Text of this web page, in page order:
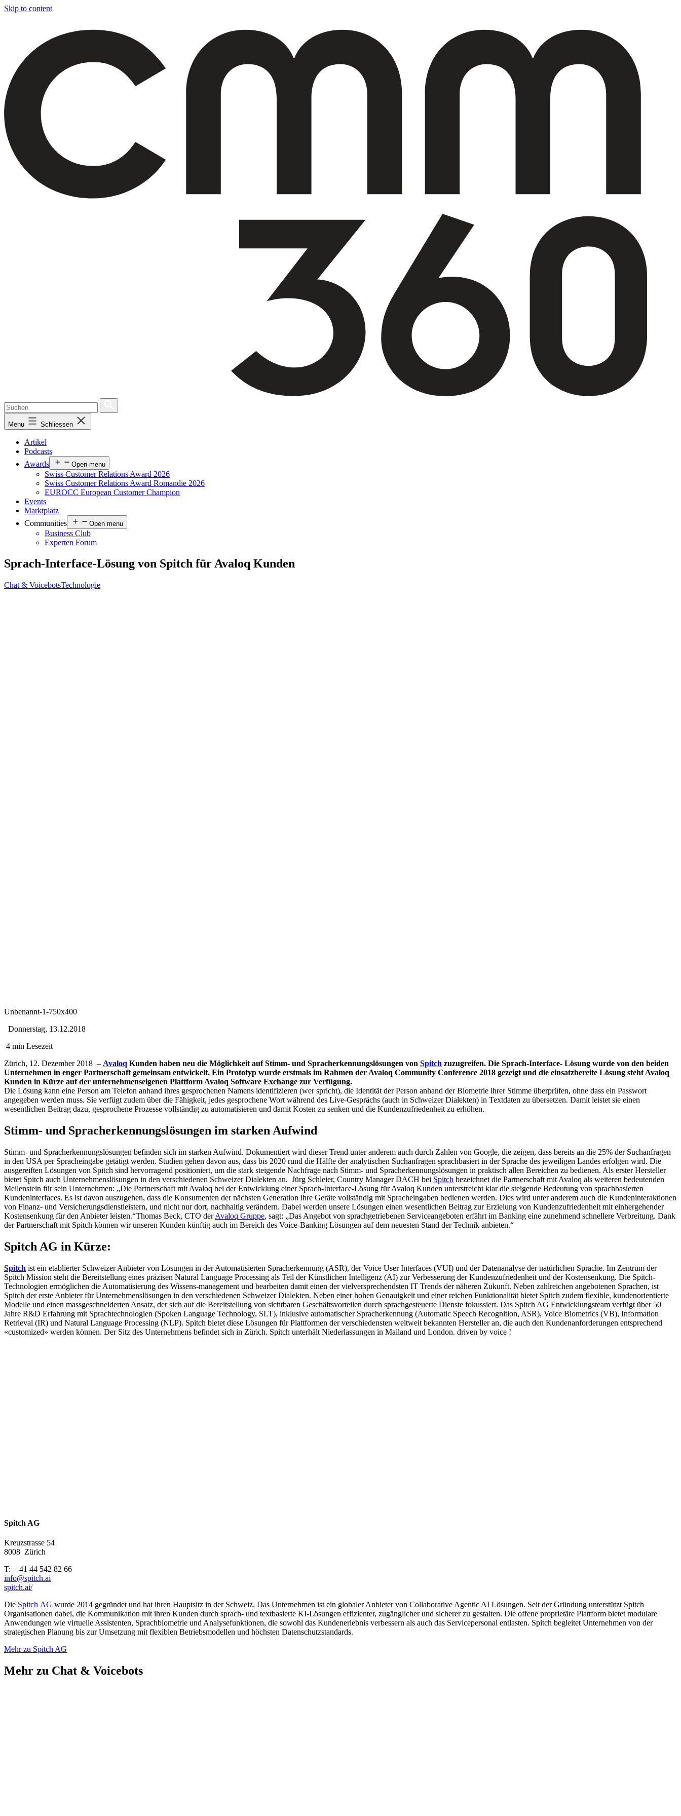
Skip to content
Menu Schliessen
Artikel
Podcasts
Awards
Open menu
Swiss Customer Relations Award 2026
Swiss Customer Relations Award Romandie 2026
EUROCC European Customer Champion
Events
Marktplatz
Communities
Open menu
Business Club
Experten Forum
Sprach-Interface-Lösung von Spitch für Avaloq Kunden
Chat & VoicebotsTechnologie
Unbenannt-1-750x400
Donnerstag, 13.12.2018
4 min Lesezeit
Zürich, 12. Dezember 2018 – Avaloq Kunden haben neu die Möglichkeit auf Stimm- und Spracherkennungslösungen von Spitch zuzugreifen. Die Sprach-Interface- Lösung wurde von den beiden
Unternehmen in enger Partnerschaft gemeinsam entwickelt. Ein Prototyp wurde erstmals im Rahmen der Avaloq Community Conference 2018 gezeigt und die einsatzbereite Lösung steht Avaloq
Kunden in Kürze auf der unternehmenseigenen Plattform Avaloq Software Exchange zur Verfügung.
Die Lösung kann eine Person am Telefon anhand ihres gesprochenen Namens identifizieren (wer spricht), die Identität der Person anhand der Biometrie ihrer Stimme überprüfen, ohne dass ein Passwort
angegeben werden muss. Sie verfügt zudem über die Fähigkeit, jedes gesprochene Wort während des Live-Gesprächs (auch in Schweizer Dialekten) in Textdaten zu übersetzen. Damit leistet sie einen
wesentlichen Beitrag dazu, gesprochene Prozesse vollständig zu automatisieren und damit Kosten zu senken und die Kundenzufriedenheit zu erhöhen.
Stimm- und Spracherkennungslösungen im starken Aufwind
Stimm- und Spracherkennungslösungen befinden sich im starken Aufwind. Dokumentiert wird dieser Trend unter anderem auch durch Zahlen von Google, die zeigen, dass bereits an die 25% der Suchanfragen
in den USA per Spracheingabe getätigt werden. Studien gehen davon aus, dass bis 2020 rund die Hälfte der analytischen Suchanfragen sprachbasiert in der Sprache des jeweiligen Landes erfolgen wird. Die
ausgereiften Lösungen von Spitch sind hervorragend positioniert, um die stark steigende Nachfrage nach Stimm- und Spracherkennungslösungen in praktisch allen Bereichen zu bedienen. Als erster Hersteller
bietet Spitch auch Unternehmenslösungen in den verschiedenen Schweizer Dialekten an. Jürg Schleier, Country Manager DACH bei Spitch bezeichnet die Partnerschaft mit Avaloq als weiteren bedeutenden
Meilenstein für sein Unternehmen: „Die Partnerschaft mit Avaloq bei der Entwicklung einer Sprach-Interface-Lösung für Avaloq Kunden unterstreicht klar die steigende Bedeutung von sprachbasierten
Kundeninterfaces. Es ist davon auszugehen, dass die Konsumenten der nächsten Generation ihre Geräte vollständig mit Spracheingaben bedienen werden. Dies wird unter anderem auch die Kundeninteraktionen
von Finanz- und Versicherungsdienstleistern, und nicht nur dort, nachhaltig verändern. Dabei werden unsere Lösungen einen wesentlichen Beitrag zur Erzielung von Kundenzufriedenheit mit einhergehender
Kostensenkung für den Anbieter leisten.“Thomas Beck, CTO derAvaloq Gruppe, sagt: „Das Angebot von sprachgetriebenen Serviceangeboten erfährt im Banking eine zunehmend schnellere Verbreitung. Dank
der Partnerschaft mit Spitch können wir unseren Kunden künftig auch im Bereich des Voice-Banking Lösungen auf dem neuesten Stand der Technik anbieten.“
Spitch AG in Kürze:
Spitch ist ein etablierter Schweizer Anbieter von Lösungen in der Automatisierten Spracherkennung (ASR), der Voice User Interfaces (VUI) und der Datenanalyse der natürlichen Sprache. Im Zentrum der
Spitch Mission steht die Bereitstellung eines präzisen Natural Language Processing als Teil der Künstlichen Intelligenz (AI) zur Verbesserung der Kundenzufriedenheit und der Kostensenkung. Die Spitch-
Technologien ermöglichen die Automatisierung des Wissens-management und bearbeiten damit einen der vielversprechendsten IT Trends der näheren Zukunft. Neben zahlreichen angebotenen Sprachen, ist
Spitch der erste Anbieter für Unternehmenslösungen in den verschiedenen Schweizer Dialekten. Neben einer hohen Genauigkeit und einer reichen Funktionalität bietet Spitch zudem flexible, kundenorientierte
Modelle und einen massgeschneiderten Ansatz, der sich auf die Bereitstellung von sichtbaren Geschäftsvorteilen durch sprachgesteuerte Dienste fokussiert. Das Spitch AG Entwicklungsteam verfügt über 50
Jahre R&D Erfahrung mit Sprachtechnologien (Spoken Language Technology, SLT), inklusive automatischer Spracherkennung (Automatic Speech Recognition, ASR), Voice Biometrics (VB), Information
Retrieval (IR) und Natural Language Processing (NLP). Spitch bietet diese Lösungen für Plattformen der verschiedensten weltweit bekannten Hersteller an, die auch den Kundenanforderungen entsprechend
«customized» werden können. Der Sitz des Unternehmens befindet sich in Zürich. Spitch unterhält Niederlassungen in Mailand und London. driven by voice !
Spitch AG
Kreuzstrasse 54
8008 Zürich
T: +41 44 542 82 66
info@spitch.ai
spitch.ai/
Die Spitch AG wurde 2014 gegründet und hat ihren Hauptsitz in der Schweiz. Das Unternehmen ist ein globaler Anbieter von Collaborative Agentic AI Lösungen. Seit der Gründung unterstützt Spitch
Organisationen dabei, die Kommunikation mit ihren Kunden durch sprach- und textbasierte KI-Lösungen effizienter, zugänglicher und sicherer zu gestalten. Die offene proprietäre Plattform bietet modulare
Anwendungen wie virtuelle Assistenten, Sprachbiometrie und Analysefunktionen, die sowohl das Kundenerlebnis verbessern als auch das Servicepersonal entlasten. Spitch begleitet Unternehmen von der
strategischen Planung bis zur Umsetzung mit flexiblen Betriebsmodellen und höchsten Datenschutzstandards.
Mehr zu Spitch AG
Mehr zu Chat & Voicebots